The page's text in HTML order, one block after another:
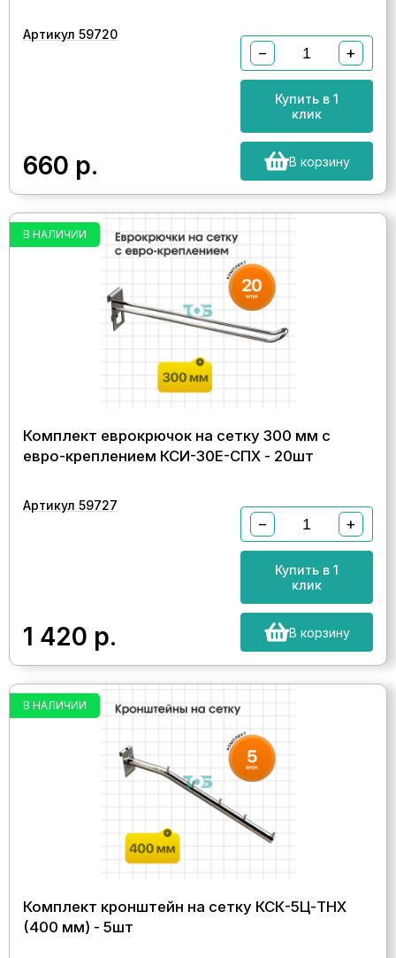
Артикул 59720
660 р.
− +
Купить в 1
клик
В корзину
В НАЛИЧИИ
Комплект еврокрючок на сетку 300 мм с
евро-креплением КСИ-30E-СПХ - 20шт
Артикул 59727
1 420 р.
− +
Купить в 1
клик
В корзину
В НАЛИЧИИ
Комплект кронштейн на сетку КСК-5Ц-ТНХ
(400 мм) - 5шт